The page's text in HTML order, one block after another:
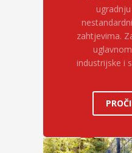
zahtjevima.
industrijske i